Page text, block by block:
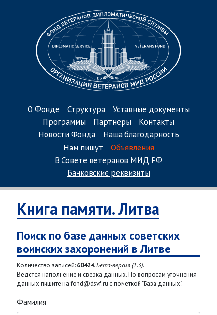
О Фонде Структура
Уставные документы
Программы
Партнеры
Контакты
Новости Фонда
Наша благодарность
Нам пишут
Объявления
В Совете ветеранов МИД РФ
Банковские реквизиты
Книга памяти. Литва
Поиск по базе данных советских
воинских захоронений в Литве
Количество записей: 60424.Бета-версия (1.3).
Ведется наполнение и сверка данных. По вопросам уточнения
данных пишите на fond@dsvf.ru с пометкой "База данных".
Фамилия